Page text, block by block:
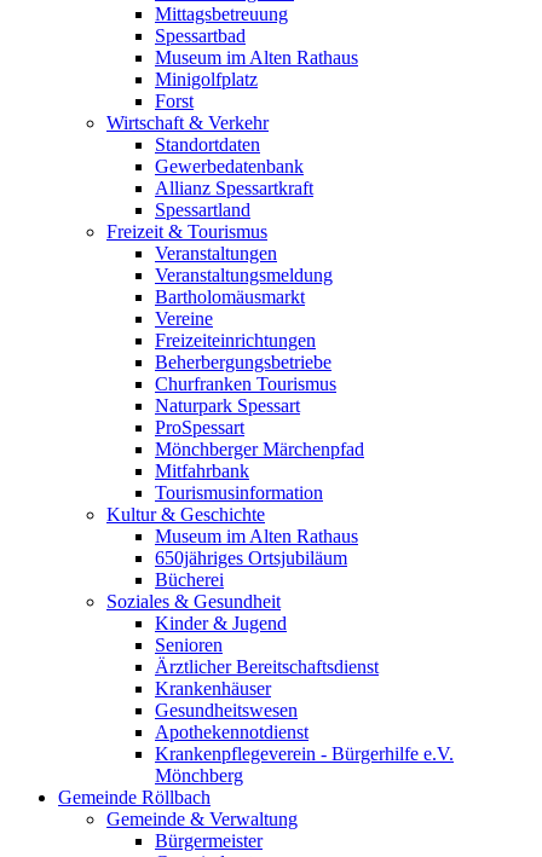
Mittagsbetreuung
Spessartbad
Museum im Alten Rathaus
Minigolfplatz
Forst
Wirtschaft & Verkehr
Standortdaten
Gewerbedatenbank
Allianz Spessartkraft
Spessartland
Freizeit & Tourismus
Veranstaltungen
Veranstaltungsmeldung
Bartholomäusmarkt
Vereine
Freizeiteinrichtungen
Beherbergungsbetriebe
Churfranken Tourismus
Naturpark Spessart
ProSpessart
Mönchberger Märchenpfad
Mitfahrbank
Tourismusinformation
Kultur & Geschichte
Museum im Alten Rathaus
650jähriges Ortsjubiläum
Bücherei
Soziales & Gesundheit
Kinder & Jugend
Senioren
Ärztlicher Bereitschaftsdienst
Krankenhäuser
Gesundheitswesen
Apothekennotdienst
Krankenpflegeverein - Bürgerhilfe e.V.
Mönchberg
Gemeinde Röllbach
Gemeinde & Verwaltung
Bürgermeister